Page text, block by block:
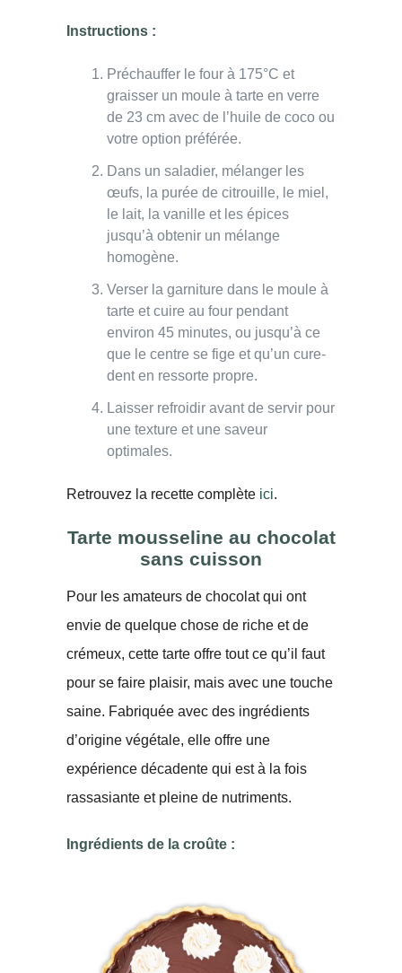
Instructions :
Préchauffer le four à 175°C et
graisser un moule à tarte en verre
de 23 cm avec de l’huile de coco ou
votre option préférée.
Dans un saladier, mélanger les
œufs, la purée de citrouille, le miel,
le lait, la vanille et les épices
jusqu’à obtenir un mélange
homogène.
Verser la garniture dans le moule à
tarte et cuire au four pendant
environ 45 minutes, ou jusqu’à ce
que le centre se fige et qu’un cure-
dent en ressorte propre.
Laisser refroidir avant de servir pour
une texture et une saveur
optimales.
Retrouvez la recette complète ici.
Tarte mousseline au chocolat
sans cuisson
Pour les amateurs de chocolat qui ont
envie de quelque chose de riche et de
crémeux, cette tarte offre tout ce qu’il faut
pour se faire plaisir, mais avec une touche
saine. Fabriquée avec des ingrédients
d’origine végétale, elle offre une
expérience décadente qui est à la fois
rassasiante et pleine de nutriments.
Ingrédients de la croûte :